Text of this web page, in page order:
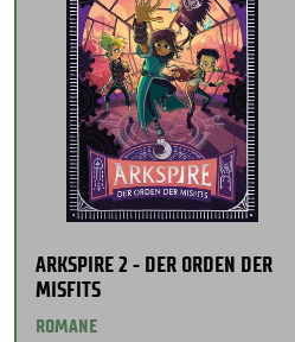
ARKSPIRE 2 - DER ORDEN DER
MISFITS
ROMANE